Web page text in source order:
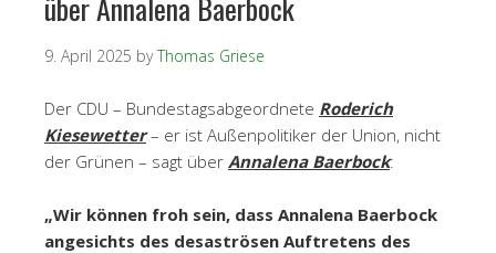
9. April 2025 byThomas Griese
Der CDU – Bundestagsabgeordnete Roderich
Kiesewetter– er ist Außenpolitiker der Union, nicht
der Grünen – sagt über Annalena Baerbock:
„Wir können froh sein, dass Annalena Baerbock
angesichts des desaströsen Auftretens des